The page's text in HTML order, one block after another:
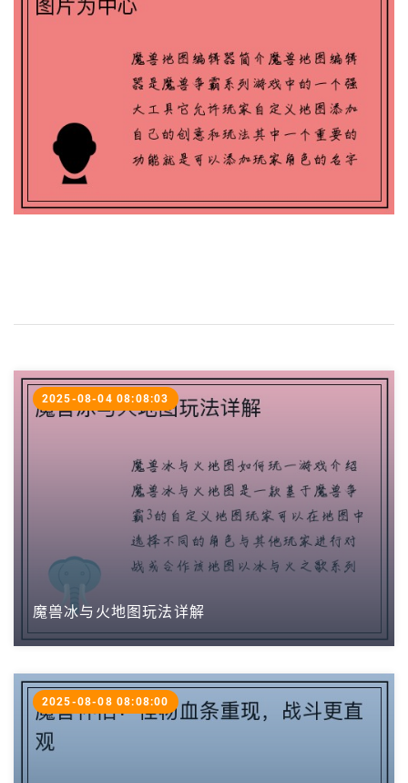
魔兽冰与火地图玩法详解
2025-08-04 08:08:03
2025-08-08 08:08:00